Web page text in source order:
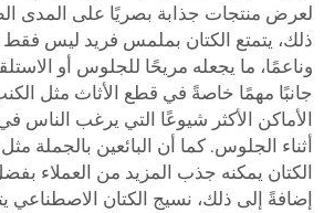
لعرض منتجات جذابة بصريًا على المدى
ذلك، يتمتع الكتان بملمس فريد ليس فقط
وناعمًا، ما يجعله مريحًا للجلوس أو
جانبًا مهمًا خاصةً في قطع الأثاث مثل
الأماكن الأكثر شيوعًا التي يرغب الناس
الكتان يمكنه جذب المزيد من العملاء
إضافةً إلى ذلك، نسيج الكتان الاصطناعي